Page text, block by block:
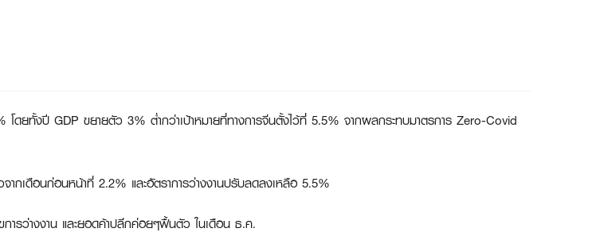
ยทั้งปี GDP ขยายตัว 3% ต่ำกว่าเป้าหมายที่ทางการจีนตั้งไว้ที่ 5.5% จากผลกระทบมาตรการ Zero-Covid
เดือนก่อนหน้าที่ 2.2% และอัตราการว่างงานปรับลดลงเหลือ 5.5%
ารว่างงาน และยอดค้าปลีกค่อยๆฟื้นตัว ในเดือน ธ.ค.